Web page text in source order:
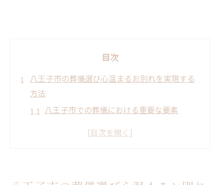
目次
八王子市の葬儀選び心温まるお別れを実現する
方法
八王子市での葬儀における重要な要素
地域特性を活かした葬儀の選び方